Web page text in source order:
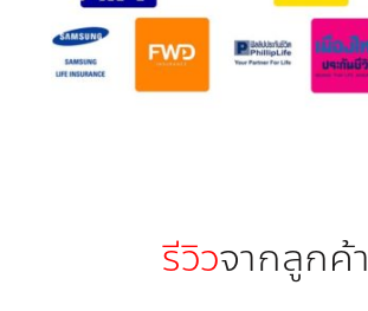
รีวิวจากลูกค้า